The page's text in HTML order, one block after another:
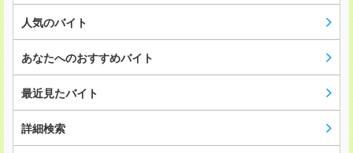
人気のバイト
あなたへのおすすめバイト
最近見たバイト
詳細検索